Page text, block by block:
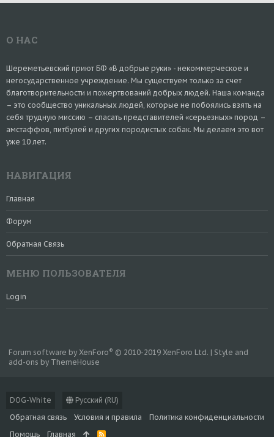
О НАС
Шереметьевский приют БФ «В добрые руки» - некоммерческое и
негосударственное учреждение. Мы существуем только за счет
благотворительности и пожертвований добрых людей. Наша команда
– это сообщество уникальных людей, которые не побоялись взять на
себя трудную миссию – спасать представителей «серьезных» пород –
амстаффов, питбулей и других породистых собак. Мы делаем это вот
уже 10 лет.
НАВИГАЦИЯ
Главная
Форум
Обратная Связь
МЕНЮ ПОЛЬЗОВАТЕЛЯ
Login
DOG-White
Русский (RU)
Обратная связь
Условия и правила
Политика конфиденциальности
Помощь
Главная R
Forum software by XenForo® © 2010-2019 XenForo Ltd. | Style and
add-ons by ThemeHouse